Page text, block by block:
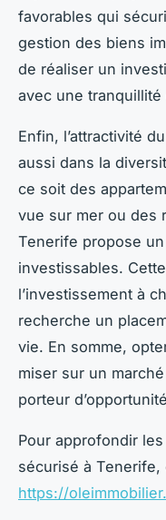
favorables qui
gestion des biens
de réaliser un
avec une tranquillité
Enfin, l’attractivité
aussi dans la
ce soit des
vue sur mer ou des
Tenerife propose
investissables.
l’investissement à
recherche un
vie. En somme,
miser sur un
porteur
Pour approfondir
sécurisé à
https://